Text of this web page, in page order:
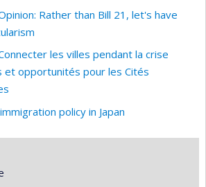
Rather than Bill 21, let's have
les villes pendant la crise
et opportunités pour les Cités
policy in Japan